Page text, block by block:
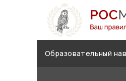
Образовательный